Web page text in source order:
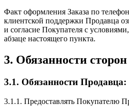
Факт оформления Заказа по
клиентской поддержки Продавца
и согласие Покупателя с
абзаце настоящего пункта.
3. Обязанности сторон
3.1. Обязанности Продавца:
3.1.1. Предоставлять Покупателю